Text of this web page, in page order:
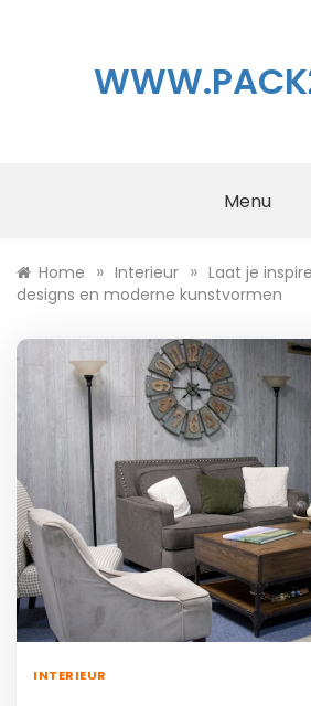
Menu
Home » Interieur » Laat je
designs en moderne kunstvormen
INTERIEUR